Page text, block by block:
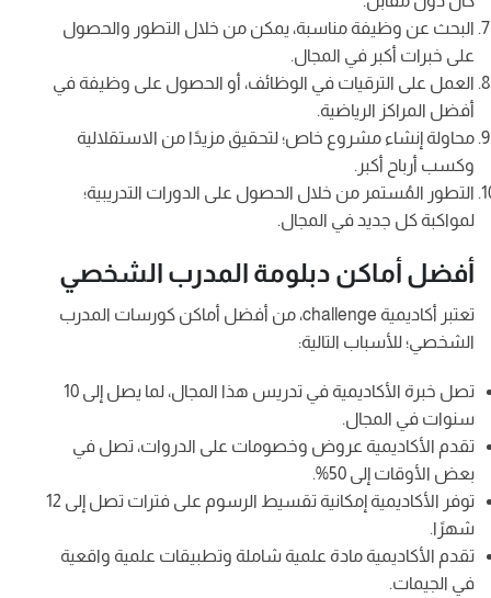
البحث عن وظيفة مناسبة، يمكن من خلال التطور والحصول
على خبرات أكبر في المجال.
العمل على الترقيات في الوظائف، أو الحصول على وظيفة في
أفضل المراكز الرياضية.
محاولة إنشاء مشروع خاص؛ لتحقيق مزيدًا من الاستقلالية
وكسب أرباح أكبر.
التطور المُستمر من خلال الحصول على الدورات التدريبية؛
لمواكبة كل جديد في المجال.
أفضل أماكن دبلومة المدرب الشخصي
تعتبر أكاديمية challenge، من أفضل أماكن كورسات المدرب
الشخصي؛ للأسباب التالية:
تصل خبرة الأكاديمية في تدريس هذا المجال، لما يصل إلى 10
سنوات في المجال.
تقدم الأكاديمية عروض وخصومات على الدروات، تصل في
بعض الأوقات إلى 50%.
توفر الأكاديمية إمكانية تقسيط الرسوم على فترات تصل إلى 12
شهرًا.
تقدم الأكاديمية مادة علمية شاملة وتطبيقات علمية واقعية
في الجيمات.